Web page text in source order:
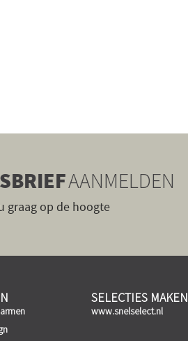
AANMELDEN
graag op de hoogte
SELECTIES MAKEN
www.snelselect.nl